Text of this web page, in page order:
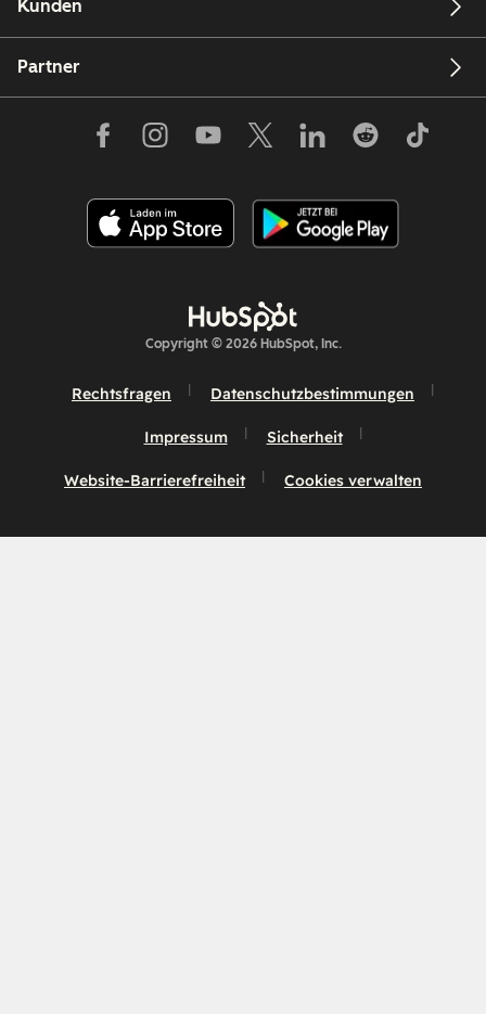
Kunden
Partner
Copyright © 2026 HubSpot, Inc.
Rechtsfragen Datenschutzbestimmungen
Impressum Sicherheit
Website-Barrierefreiheit Cookies verwalten